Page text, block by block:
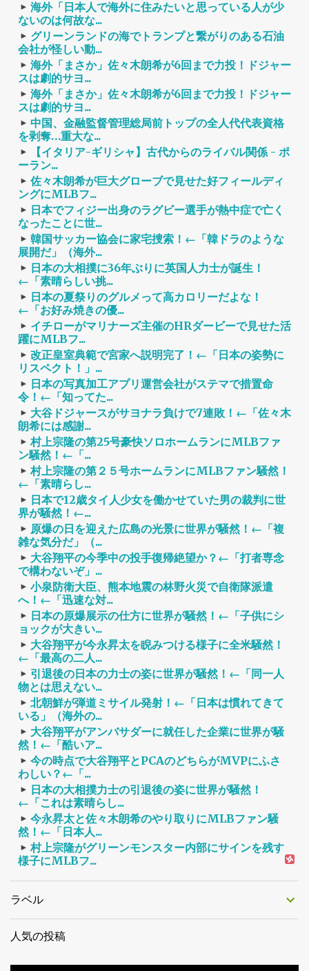
海外「日本人で海外に住みたいと思っている人が少
ないのは何故な...
グリーンランドの海でトランプと繋がりのある石油
会社が怪しい動...
海外「まさか」佐々木朗希が6回まで力投！ドジャー
スは劇的サヨ...
海外「まさか」佐々木朗希が6回まで力投！ドジャー
スは劇的サヨ...
中国、金融監督管理総局前トップの全人代代表資格
を剥奪…重大な...
【イタリア-ギリシャ】古代からのライバル関係 - ポ
ーラン...
佐々木朗希が巨大グローブで見せた好フィールディ
ングにMLBフ...
日本でフィジー出身のラグビー選手が熱中症で亡く
なったことに世...
韓国サッカー協会に家宅捜索！←「韓ドラのような
展開だ」（海外...
日本の大相撲に36年ぶりに英国人力士が誕生！
←「素晴らしい挑...
日本の夏祭りのグルメって高カロリーだよな！
←「お好み焼きの優...
イチローがマリナーズ主催のHRダービーで見せた活
躍にMLBフ...
改正皇室典範で宮家へ説明完了！←「日本の姿勢に
リスペクト！」...
日本の写真加工アプリ運営会社がステマで措置命
令！←「知ってた...
大谷ドジャースがサヨナラ負けで7連敗！←「佐々木
朗希には感謝...
村上宗隆の第25号豪快ソロホームランにMLBファ
ン騒然！←「...
村上宗隆の第２５号ホームランにMLBファン騒然！
←「素晴らし...
日本で12歳タイ人少女を働かせていた男の裁判に世
界が騒然！←...
原爆の日を迎えた広島の光景に世界が騒然！←「複
雑な気分だ」（...
大谷翔平の今季中の投手復帰絶望か？←「打者専念
で構わないぞ」...
小泉防衛大臣、熊本地震の林野火災で自衛隊派遣
へ！←「迅速な対...
日本の原爆展示の仕方に世界が騒然！←「子供にシ
ョックが大きい...
大谷翔平が今永昇太を睨みつける様子に全米騒然！
←「最高の二人...
引退後の日本の力士の姿に世界が騒然！←「同一人
物とは思えない...
北朝鮮が弾道ミサイル発射！←「日本は慣れてきて
いる」（海外の...
大谷翔平がアンバサダーに就任した企業に世界が騒
然！←「酷いア...
今の時点で大谷翔平とPCAのどちらがMVPにふさ
わしい？←「...
日本の大相撲力士の引退後の姿に世界が騒然！
←「これは素晴らし...
今永昇太と佐々木朗希のやり取りにMLBファン騒
然！←「日本人...
村上宗隆がグリーンモンスター内部にサインを残す
様子にMLBフ...
ラベル
人気の投稿